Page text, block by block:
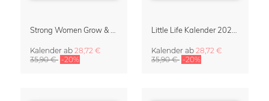
Kalender ab 28,72 €
35,90 € -20%
Kalender ab 28,72 €
35,90 € -20%